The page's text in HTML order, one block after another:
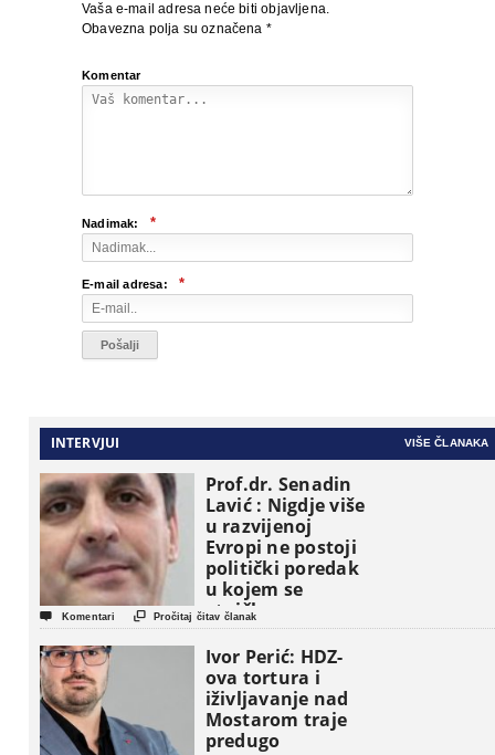
Vaša e-mail adresa neće biti objavljena.
Obavezna polja su označena *
Komentar
Nadimak: *
E-mail adresa: *
INTERVJUI VIŠE ČLANAKA
Prof.dr. Senadin
Lavić : Nigdje više
u razvijenoj
Evropi ne postoji
politički poredak
u kojem se
etničke grupe
pojavljuju kao
osnovne
političke jedinice
 Komentari  Pročitaj čitav članak
Ivor Perić: HDZ-
ova tortura i
iživljavanje nad
Mostarom traje
predugo